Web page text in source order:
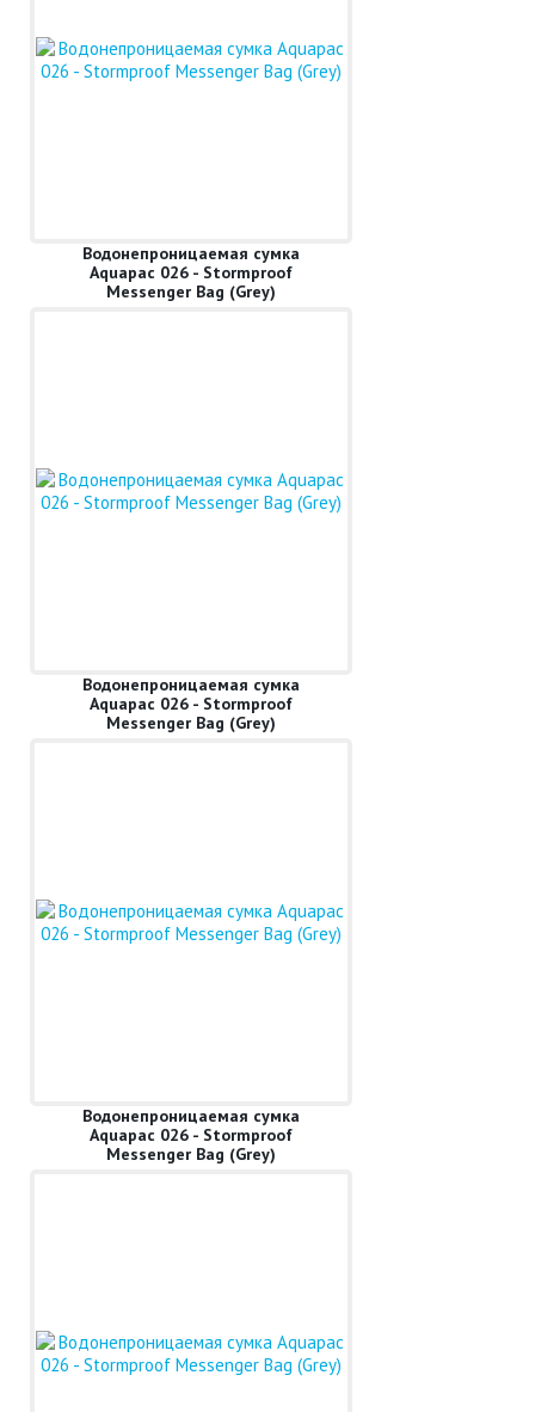
Водонепроницаемая сумка
Aquapac 026 - Stormproof
Messenger Bag (Grey)
Водонепроницаемая сумка
Aquapac 026 - Stormproof
Messenger Bag (Grey)
Водонепроницаемая сумка
Aquapac 026 - Stormproof
Messenger Bag (Grey)